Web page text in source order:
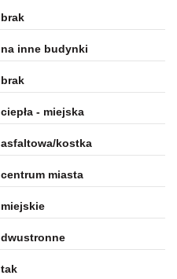
brak
na inne budynki
brak
ciepła - miejska
asfaltowa/kostka
centrum miasta
miejskie
dwustronne
tak